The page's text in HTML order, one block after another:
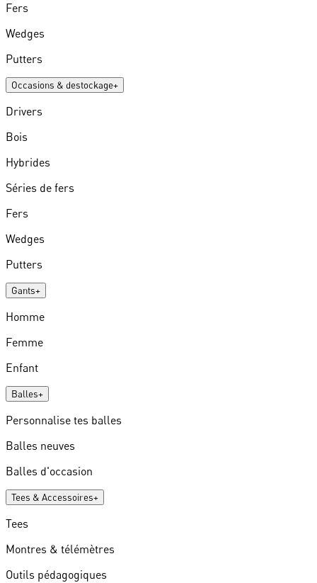
Fers
Wedges
Putters
Occasions & destockage+
Drivers
Bois
Hybrides
Séries de fers
Fers
Wedges
Putters
Gants+
Homme
Femme
Enfant
Balles+
Personnalise tes balles
Balles neuves
Balles d'occasion
Tees & Accessoires+
Tees
Montres & télémètres
Outils pédagogiques